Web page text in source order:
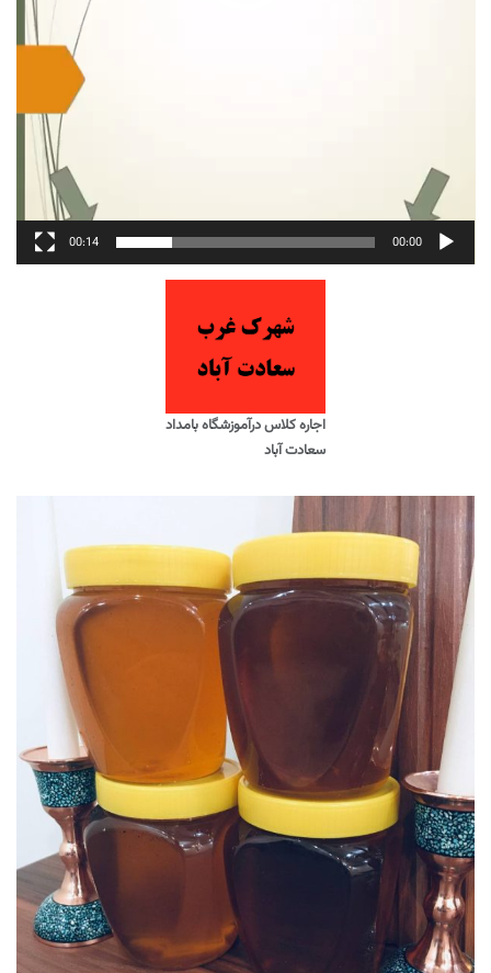
00:00
00:14
اجاره کلاس درآموزشگاه بامداد
سعادت آباد